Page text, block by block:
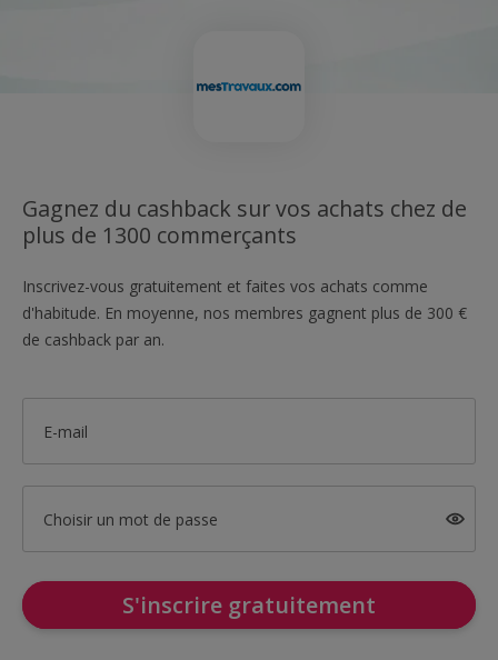
Gagnez du cashback sur vos achats chez de
plus de 1300 commerçants
Inscrivez-vous gratuitement et faites vos achats comme
d'habitude. En moyenne, nos membres gagnent plus de 300 €
de cashback par an.
E-mail
Choisir un mot de passe
S'inscrire gratuitement